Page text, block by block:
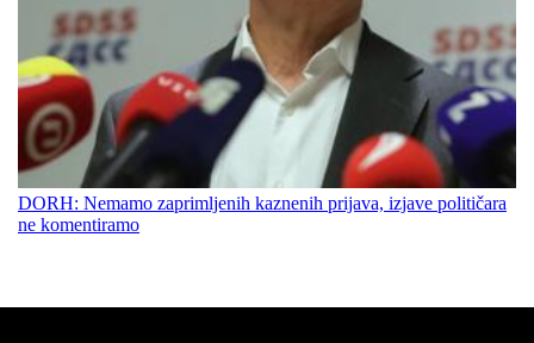
DORH: Nemamo zaprimljenih kaznenih prijava, izjave političara
ne komentiramo